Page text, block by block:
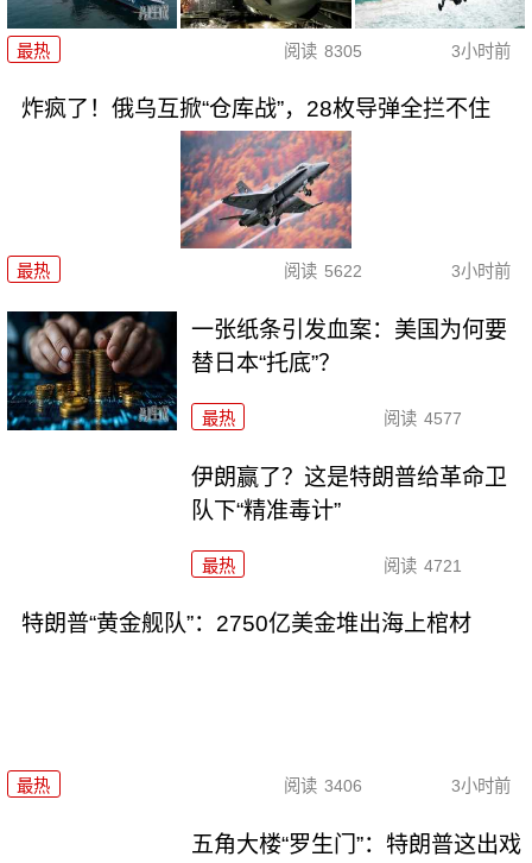
最热 阅读 8305 3小时前
炸疯了！俄乌互掀“仓库战”，28枚导弹全拦不住
最热 阅读 5622 3小时前
一张纸条引发血案：美国为何要
替日本“托底”？
最热 阅读 4577
伊朗赢了？这是特朗普给革命卫
队下“精准毒计”
最热 阅读 4721
特朗普“黄金舰队”：2750亿美金堆出海上棺材
最热 阅读 3406 3小时前
五角大楼“罗生门”：特朗普这出戏